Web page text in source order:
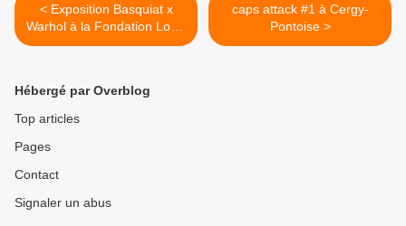
< Exposition Basquiat x
Warhol à la Fondation Louis
Vuitton
caps attack #1 à Cergy-
Pontoise >
Hébergé par Overblog
Top articles
Pages
Contact
Signaler un abus